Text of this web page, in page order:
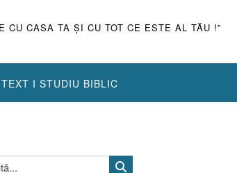
CASA TA ŞI CU TOT CE ESTE AL TĂU !”
TEXT I STUDIU BIBLIC